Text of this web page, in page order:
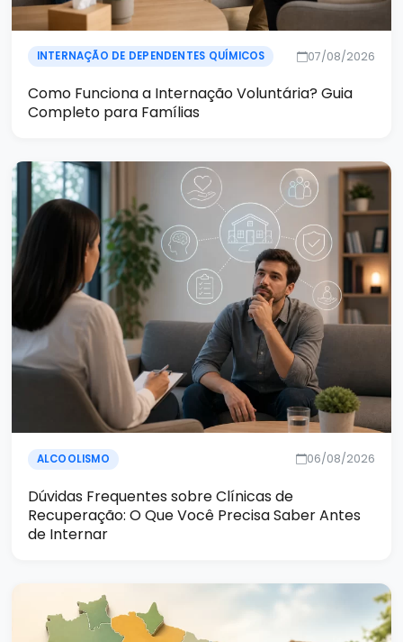
INTERNAÇÃO DE DEPENDENTES QUÍMICOS 07/08/2026
Como Funciona a Internação Voluntária? Guia
Completo para Famílias
ALCOOLISMO 06/08/2026
Dúvidas Frequentes sobre Clínicas de
Recuperação: O Que Você Precisa Saber Antes
de Internar